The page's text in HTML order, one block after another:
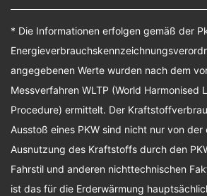
* Die Informationen erfolgen gemäß der
angegebenen Werte wurden nach dem
Messverfahren WLTP (World Harmonised
Procedure) ermittelt. Der
Ausstoß eines PKW sind nicht nur von der
Ausnutzung des Kraftstoffs durch den
Fahrstil und anderen nichttechnischen
ist das für die Erderwärmung